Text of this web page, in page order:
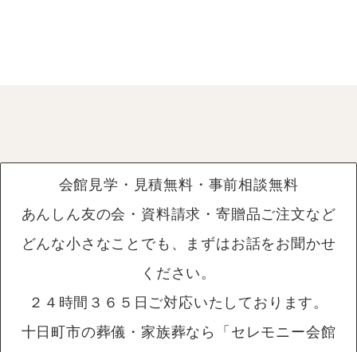
会館見学・見積無料・事前相談無料
あんしん友の会・資料請求・寄贈品ご注文など
どんな小さなことでも、まずはお話をお聞かせ
ください。
２４時間３６５日ご対応いたしております。
十日町市の葬儀・家族葬なら「セレモニー会館